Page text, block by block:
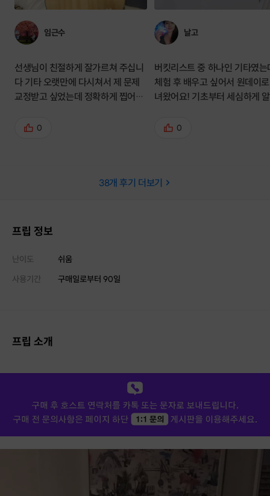
임근수
선생님이 친절하게 잘가르쳐 주십니
다 기타 오랫만에 다시쳐서 제 문제
교정받고 싶었는데 정확하게 찝어주
0
날고
버킷리스트 중 하나인 기타였는
체험 후 배우고 싶어서 원데이
녀왔어요! 기초부터 세심하게
록😃 이것저것 섞어서 알려주
0
38개 후기 더보기
프립 정보
난이도
쉬움
사용기간
구매일로부터 90일
프립 소개